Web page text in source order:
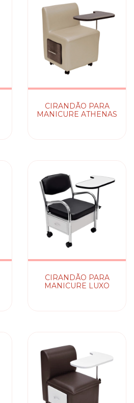
CIRANDÃO PARA
MANICURE ATHENAS
CIRANDÃO PARA
MANICURE LUXO